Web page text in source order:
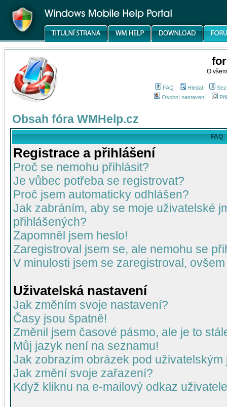
O
FAQ Hledat
Osobní nastavení
Obsah fóra WMHelp.cz
FAQ
Registrace a přihlášení
Proč se nemohu přihlásit?
Je vůbec potřeba se registrovat?
Proč jsem automaticky odhlášen?
Jak zabráním, aby se moje uživatelské
přihlášených?
Zapomněl jsem heslo!
Zaregistroval jsem se, ale nemohu se
V minulosti jsem se zaregistroval,
Uživatelská nastavení
Jak změním svoje nastavení?
Časy jsou špatně!
Změnil jsem časové pásmo, ale je to
Můj jazyk není na seznamu!
Jak zobrazím obrázek pod uživatelským
Jak změní svoje zařazení?
Když kliknu na e-mailový odkaz